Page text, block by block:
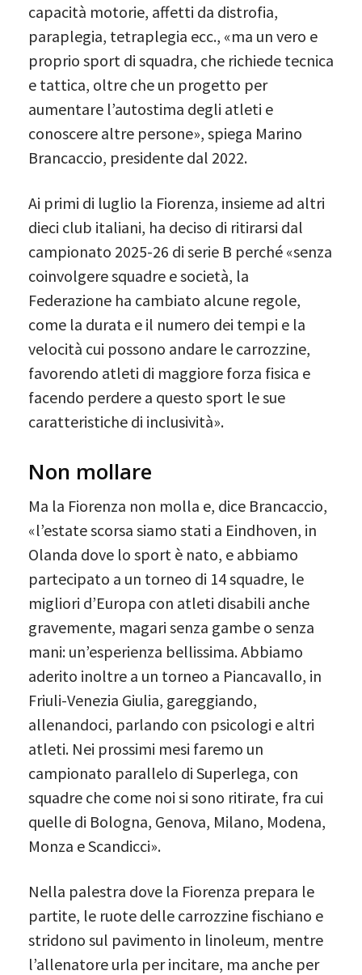
capacità motorie, affetti da distrofia,
paraplegia, tetraplegia ecc., «ma un vero e
proprio sport di squadra, che richiede tecnica
e tattica, oltre che un progetto per
aumentare l’autostima degli atleti e
conoscere altre persone», spiega Marino
Brancaccio, presidente dal 2022.
Ai primi di luglio la Fiorenza, insieme ad altri
dieci club italiani, ha deciso di ritirarsi dal
campionato 2025-26 di serie B perché «senza
coinvolgere squadre e società, la
Federazione ha cambiato alcune regole,
come la durata e il numero dei tempi e la
velocità cui possono andare le carrozzine,
favorendo atleti di maggiore forza fisica e
facendo perdere a questo sport le sue
caratteristiche di inclusività».
Non mollare
Ma la Fiorenza non molla e, dice Brancaccio,
«l’estate scorsa siamo stati a Eindhoven, in
Olanda dove lo sport è nato, e abbiamo
partecipato a un torneo di 14 squadre, le
migliori d’Europa con atleti disabili anche
gravemente, magari senza gambe o senza
mani: un’esperienza bellissima. Abbiamo
aderito inoltre a un torneo a Piancavallo, in
Friuli-Venezia Giulia, gareggiando,
allenandoci, parlando con psicologi e altri
atleti. Nei prossimi mesi faremo un
campionato parallelo di Superlega, con
squadre che come noi si sono ritirate, fra cui
quelle di Bologna, Genova, Milano, Modena,
Monza e Scandicci».
Nella palestra dove la Fiorenza prepara le
partite, le ruote delle carrozzine fischiano e
stridono sul pavimento in linoleum, mentre
l’allenatore urla per incitare, ma anche per